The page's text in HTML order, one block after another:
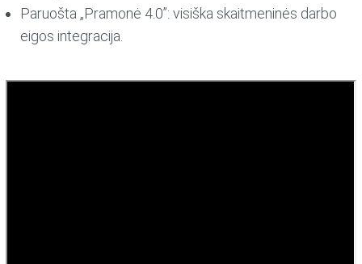
Paruošta „Pramonė 4.0”: visiška skaitmeninės darbo
eigos integracija.